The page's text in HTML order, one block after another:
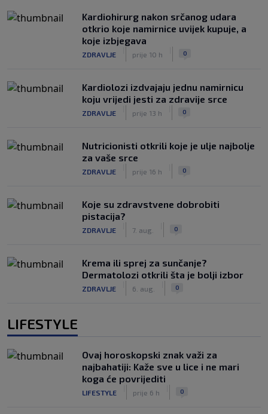
Kardiohirurg nakon srčanog udara
otkrio koje namirnice uvijek kupuje, a
koje izbjegava
ZDRAVLJE prije 10 h 0
Kardiolozi izdvajaju jednu namirnicu
koju vrijedi jesti za zdravije srce
ZDRAVLJE prije 13 h 0
Nutricionisti otkrili koje je ulje najbolje
za vaše srce
ZDRAVLJE prije 16 h 0
Koje su zdravstvene dobrobiti
pistacija?
ZDRAVLJE 7. aug. 0
Krema ili sprej za sunčanje?
Dermatolozi otkrili šta je bolji izbor
ZDRAVLJE 6. aug. 0
LIFESTYLE
Ovaj horoskopski znak važi za
najbahatiji: Kaže sve u lice i ne mari
koga će povrijediti
LIFESTYLE prije 6 h 0